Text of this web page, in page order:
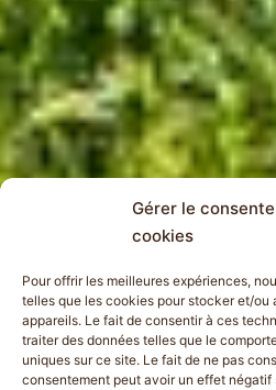
Gérer le
cookies
Pour offrir les meilleures expériences,
telles que les cookies pour stocker et/ou
appareils. Le fait de consentir à ces
traiter des données telles que le
uniques sur ce site. Le fait de ne pas
consentement peut avoir un effet